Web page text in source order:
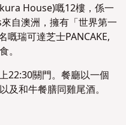
House)嘅12樓，係一
自澳洲，擁有「世界第一
嘅瑞可達芝士PANCAKE,
。
22:30關門。餐廳以一個
及和牛餐膳同雞尾酒。